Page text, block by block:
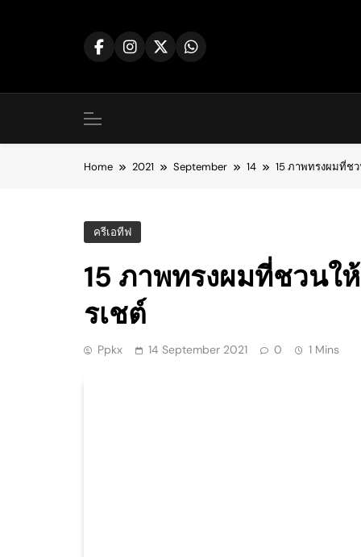
Home 2021 September 14 15 ภาพทรงผมที่ช
ครีเอทีฟ
15 ภาพทรงผมที่ชวนใ
รเชต์
Ppkx 14 September 2021 0 1 Mins